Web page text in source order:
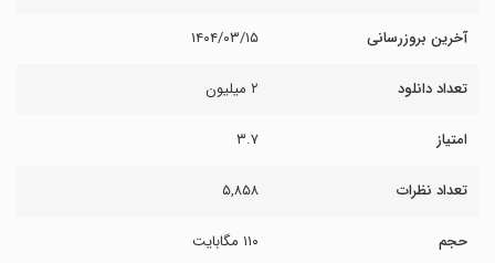
آخرین بروزرسانی ۱۴۰۴/۰۳/۱۵
تعداد دانلود ۲ میلیون
امتیاز ۳.۷
تعداد نظرات ۵,۸۵۸
حجم ۱۱۰ مگابایت